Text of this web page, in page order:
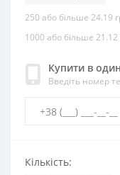
250 або більше 24.19
1000 або більше 21.12
Купити в
Введіть номер
Кількість: